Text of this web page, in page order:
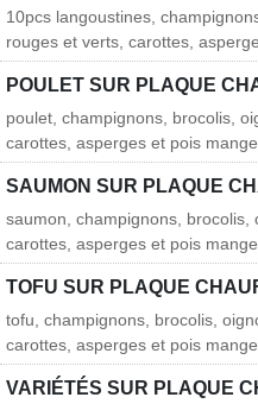
10pcs langoustines,
rouges et verts, carottes,
POULET SUR PLAQUE
poulet, champignons, brocolis,
carottes, asperges et pois
SAUMON SUR PLAQUE
saumon, champignons, brocolis,
carottes, asperges et pois
TOFU SUR PLAQUE
tofu, champignons, brocolis,
carottes, asperges et pois
VARIÉTÉS SUR PLAQUE